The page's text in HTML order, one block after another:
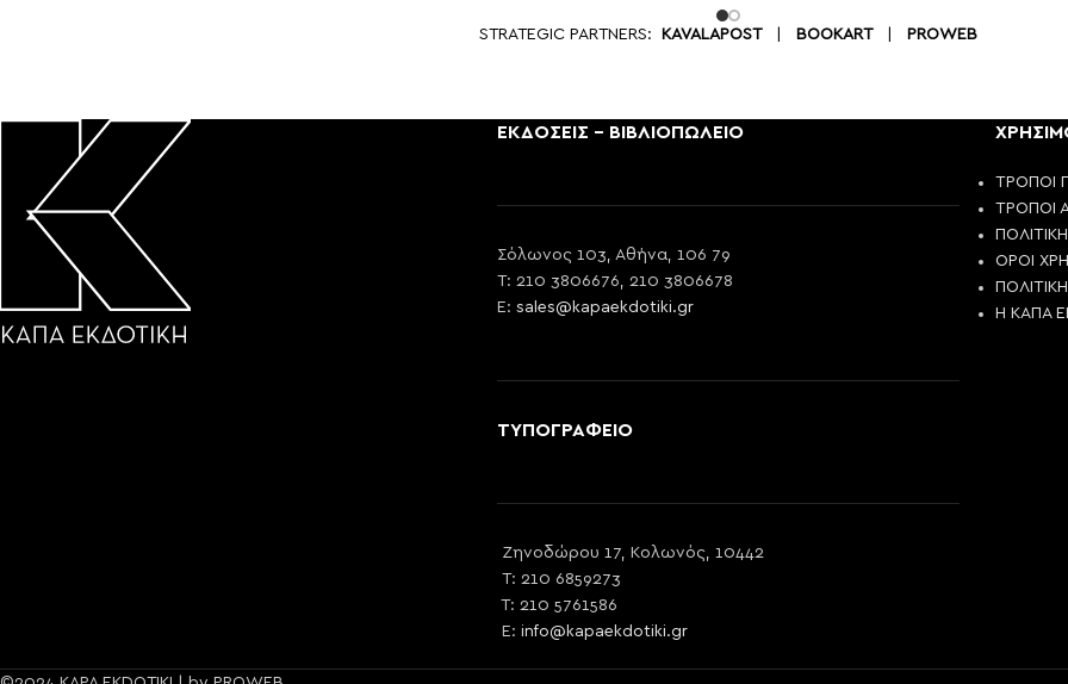
STRATEGIC PARTNERS: KAVALAPOST| BOOKART| PROWEB
ΕΚΔΟΣΕΙΣ - ΒΙΒΛΙΟΠΩΛΕΙΟ
Σόλωνος 103, Αθήνα, 106 79
T: 210 3806676, 210 3806678
E:sales@kapaekdotiki.gr
ΤΥΠΟΓΡΑΦΕΙΟ
Ζηνοδώρου 17, Κολωνός, 10442
T: 210 6859273
T: 210 5761586
E:info@kapaekdotiki.gr
ΤΡΟΠΟΙ
ΤΡΟΠΟΙ
ΟΡΟΙ
Η ΚΑΠΑ